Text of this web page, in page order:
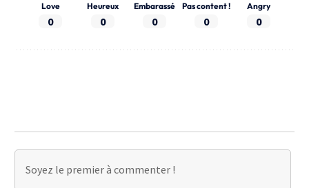
Love
0
Heureux
0
Embarassé
0
Pas content !
0
Angry
0